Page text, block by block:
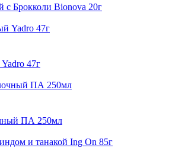
с Брокколи Bionova 20г
47г
ПА 250мл